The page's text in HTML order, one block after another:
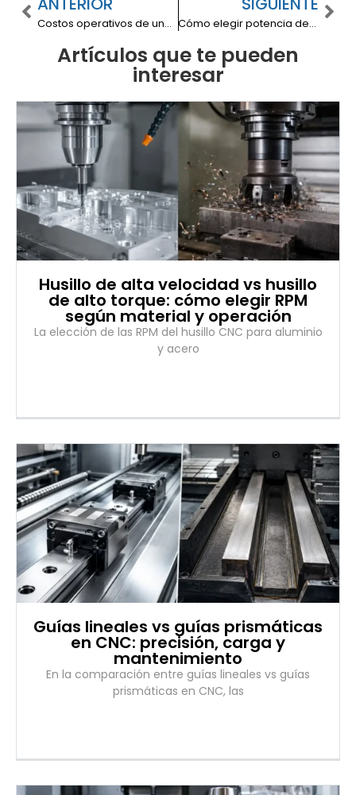
Costos operativos de una prensa plegadora eléctrica: energía, mantenimiento y productividad por turno Cómo elegir potencia de láser fibra según espesor, material y gas de corte
Artículos que te pueden
interesar
Husillo de alta velocidad vs husillo
de alto torque: cómo elegir RPM
según material y operación
La elección de las RPM del husillo CNC para aluminio
y acero
Guías lineales vs guías prismáticas
en CNC: precisión, carga y
mantenimiento
En la comparación entre guías lineales vs guías
prismáticas en CNC, las